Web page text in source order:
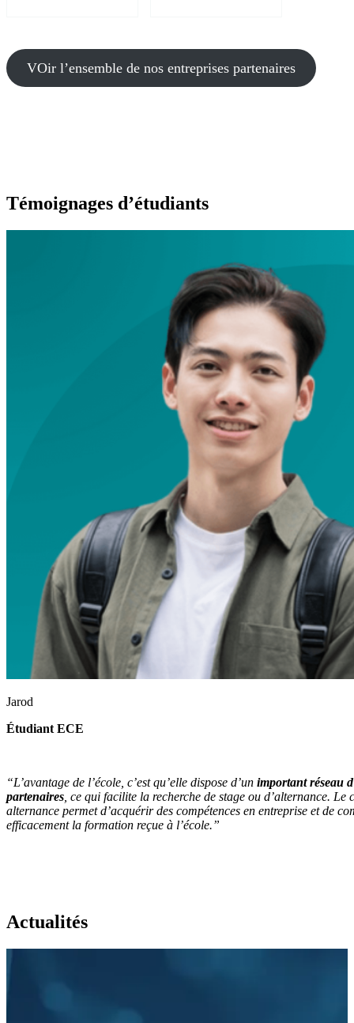
VOir l’ensemble de nos entreprises partenaires
Témoignages d’étudiants
Jarod
Étudiant ECE
“L’avantage de l’école, c’est qu’elle dispose d’un important réseau
partenaires , ce qui facilite la recherche de stage ou d’alternance. Le
alternance permet d’acquérir des compétences en entreprise et de
efficacement la formation reçue à l’école.”
Actualités